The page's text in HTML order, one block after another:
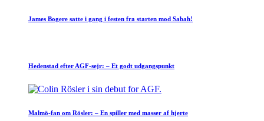
James Bogere satte i gang i festen fra starten mod Sabah!
Hedenstad efter AGF-sejr: – Et godt udgangspunkt
Malmö-fan om Rösler: – En spiller med masser af hjerte